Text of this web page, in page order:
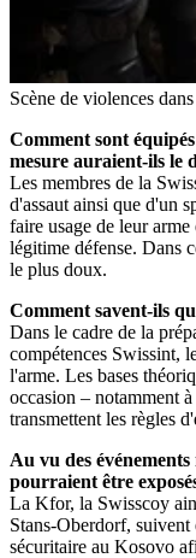
Scène de violences
Comment sont
mesure auraient-ils le
Les membres de la
d'assaut ainsi que d'un
faire usage de leur
légitime défense. Dans
le plus doux.
Comment savent-ils
Dans le cadre de la
compétences Swissint,
l'arme. Les bases
occasion – notamment
transmettent les règles
Au vu des événements
pourraient être
La Kfor, la Swisscoy
Stans-Oberdorf,
sécuritaire au Kosovo